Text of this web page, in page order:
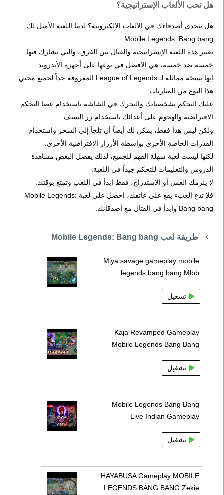
هل تحب الألعاب الإستراتيجية؟
هل تتحدى أصدقاءك في الألعاب الإلكترونية؟ لدينا اللعبة الأمثل لك:
Mobile Legends: Bang bang.
تعتبر هذه اللعبة الإستراتيجية والقتال بين الفرق، والتي يشارك فيها
خمسة ضد خمسة، هي الأفضل في نوعها على أجهزة الأندرويد.
إنها نسخة مماثلة لـ League of Legends المعروفة جداً لجميع محبي
هذا النوع من المباريات.
عليك التحكم بشخصياتك والتحرك في الشاشة باستخدام عصا التحكم
الافتراضية والهجوم على أعدائك باستخدام زر السيف.
ولكن ليس هذا فقط، يمكن لك أيضاً أن تلجأ إلى السحر واستخدام
القدرات الخاصة الأخرى بواسطة الأزرار الافتراضية الأخرى.
لكنها ليست لعبة سهلة الفهم للجميع، لذلك يفضل البعض مشاهدة
الدروس والتعليمات للتحكم جيداً في اللعبة.
لا يلزمك الغش أو الاستدراج، فقط ابدأ في اللعب وتمتع بوقتك.
فلا تدع العبء يقع على عاتقك، احصل على لعبة Mobile Legends:
Bang bang وابدأ في القتال مع أصدقائك.
طريقة لعب Mobile Legends: Bang bang
Miya savage gameplay mobile
legends bang bang Mlbb
تشغيل
Kaja Revamped Gameplay
Mobile Legends Bang Bang
تشغيل
Mobile Legends Bang Bang
Live Indian Gameplay
تشغيل
HAYABUSA Gameplay MOBILE
LEGENDS BANG BANG Zekie